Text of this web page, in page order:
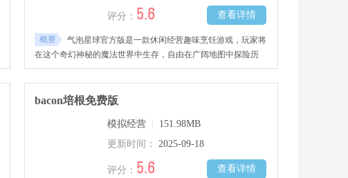
查看详情
评分： 5.6
概要
气泡星球官方版是一款休闲经营趣味烹饪游戏，玩家将
在这个奇幻神秘的魔法世界中生存，自由在广阔地图中探险历
练，在一个浮岛上经营属于你的餐厅，通过解锁收获更多丰富的
魔法食材与调味品进行烹饪，制作出不同口味的美味料理，吸引
顾客的光顾，赚取更多钱财，将你的餐厅做大做强，玩法自由度
伙伴等玩法多多，感兴趣的玩家千万不要错过哦！
bacon培根免费版
模拟经营
151.98MB
更新时间：
2025-09-18
查看详情
评分： 5.6